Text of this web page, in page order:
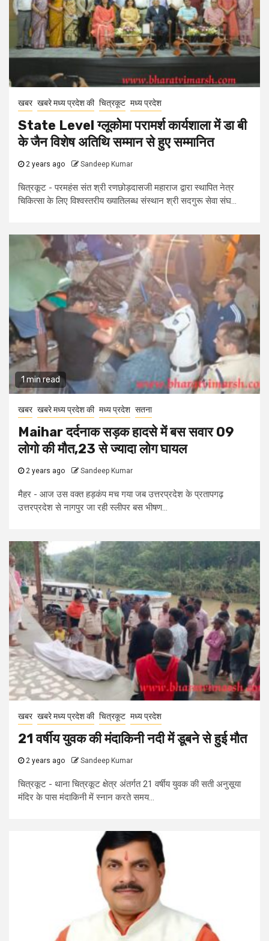
खबर खबरे मध्य प्रदेश की चित्रकूट मध्य प्रदेश
State Level ग्लूकोमा परामर्श कार्यशाला में डा बी
के जैन विशेष अतिथि सम्मान से हुए सम्मानित
2 years ago Sandeep Kumar
चित्रकूट - परमहंस संत श्री रणछोड़दासजी महाराज द्वारा स्थापित नेत्र
चिकित्सा के लिए विश्वस्तरीय ख्यातिलब्ध संस्थान श्री सदगुरू सेवा संघ...
1 min read
खबर खबरे मध्य प्रदेश की मध्य प्रदेश सतना
Maihar दर्दनाक सड़क हादसे में बस सवार 09
लोगो की मौत,23 से ज्यादा लोग घायल
2 years ago Sandeep Kumar
मैहर - आज उस वक्त हड़कंप मच गया जब उत्तरप्रदेश के प्रतापगढ़
उत्तरप्रदेश से नागपुर जा रही स्लीपर बस भीषण...
खबर खबरे मध्य प्रदेश की चित्रकूट मध्य प्रदेश
21 वर्षीय युवक की मंदाकिनी नदी में डूबने से हुई मौत
2 years ago Sandeep Kumar
चित्रकूट - थाना चित्रकूट क्षेत्र अंतर्गत 21 वर्षीय युवक की सती अनुसूया
मंदिर के पास मंदाकिनी में स्नान करते समय...